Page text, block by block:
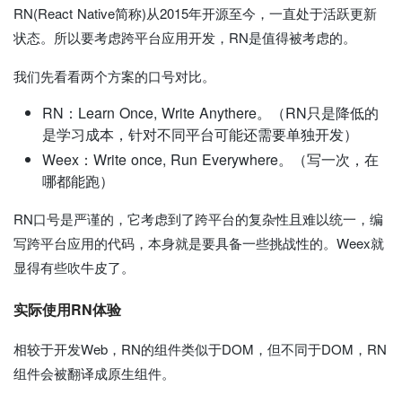
RN(React Native简称)从2015年开源至今，一直处于活跃更新
状态。所以要考虑跨平台应用开发，RN是值得被考虑的。
我们先看看两个方案的口号对比。
RN：Learn Once, Write Anythere。（RN只是降低的
是学习成本，针对不同平台可能还需要单独开发）
Weex：Write once, Run Everywhere。（写一次，在
哪都能跑）
RN口号是严谨的，它考虑到了跨平台的复杂性且难以统一，编
写跨平台应用的代码，本身就是要具备一些挑战性的。Weex就
显得有些吹牛皮了。
实际使用RN体验
相较于开发Web，RN的组件类似于DOM，但不同于DOM，RN
组件会被翻译成原生组件。